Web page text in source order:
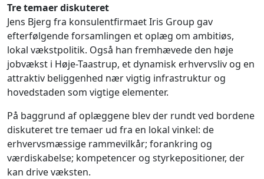
Tre temaer diskuteret
Jens Bjerg fra konsulentfirmaet Iris Group gav
efterfølgende forsamlingen et oplæg om ambitiøs,
lokal vækstpolitik. Også han fremhævede den høje
jobvækst i Høje-Taastrup, et dynamisk erhvervsliv og en
attraktiv beliggenhed nær vigtig infrastruktur og
hovedstaden som vigtige elementer.
På baggrund af oplæggene blev der rundt ved bordene
diskuteret tre temaer ud fra en lokal vinkel: de
erhvervsmæssige rammevilkår; forankring og
værdiskabelse; kompetencer og styrkepositioner, der
kan drive væksten.